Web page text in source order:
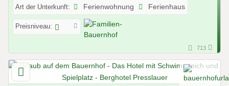
Art der Unterkunft: Ferienwohnung Ferienhaus
Preisniveau:
713